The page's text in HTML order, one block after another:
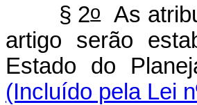
§ 2oAs
artigo serão
Estado do
(Incluído pela Lei